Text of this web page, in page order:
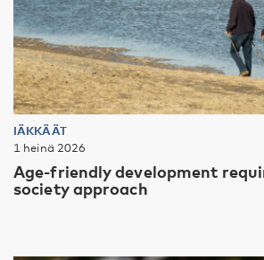
IÄKKÄÄT
1 heinä 2026
Age-friendly development
society approach